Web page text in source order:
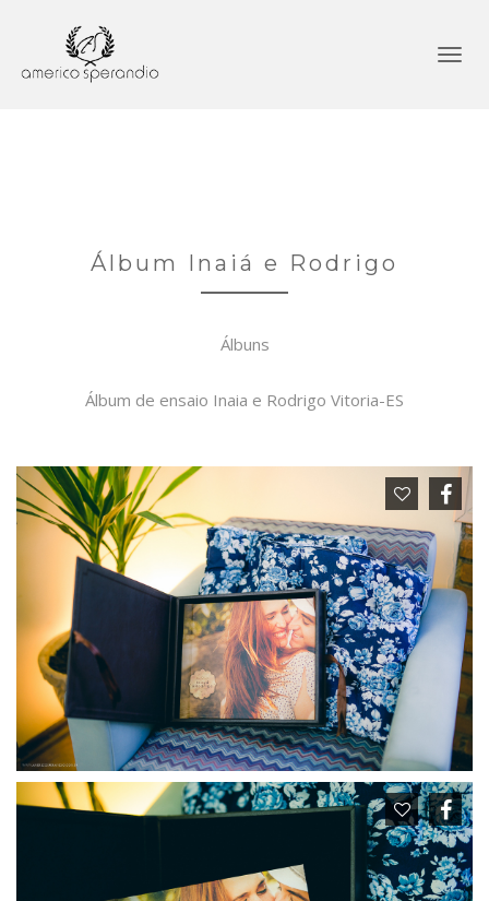
Álbum Inaiá e Rodrigo
Álbuns
Álbum de ensaio Inaia e Rodrigo Vitoria-ES